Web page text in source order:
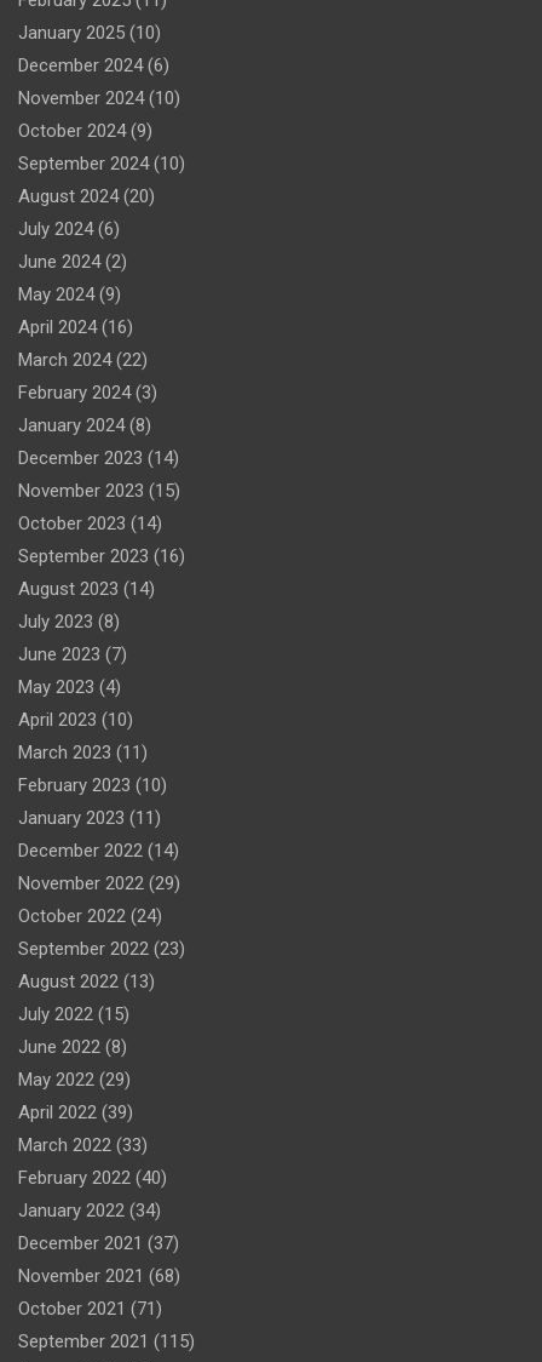
January 2025 (10)
December 2024(6)
November 2024(10)
October 2024(9)
September 2024(10)
August 2024(20)
July 2024(6)
June 2024(2)
May 2024(9)
April 2024(16)
March 2024(22)
February 2024(3)
January 2024(8)
December 2023 (14)
November 2023 (15)
October 2023 (14)
September 2023 (16)
August 2023 (14)
July 2023 (8)
June 2023 (7)
May 2023 (4)
April 2023 (10)
March 2023 (11)
February 2023 (10)
January 2023 (11)
December 2022 (14)
November 2022 (29)
October 2022 (24)
September 2022 (23)
August 2022 (13)
July 2022 (15)
June 2022 (8)
May 2022 (29)
April 2022 (39)
March 2022 (33)
February 2022 (40)
January 2022 (34)
December 2021 (37)
November 2021 (68)
October 2021 (71)
September 2021 (115)